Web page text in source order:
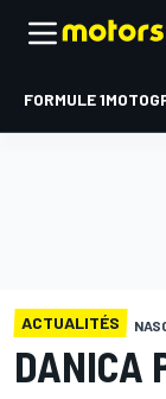
FORMULE 1
ACTUALITÉS
DANICA